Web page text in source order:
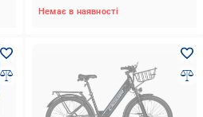
Немає в наявності